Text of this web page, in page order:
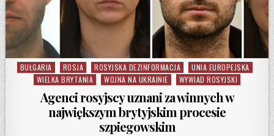
Posted in
BUŁGARIA ROSJA ROSYJSKA DEZINFORMACJA
UNIA EUROPEJSKA
WIELKA BRYTANIA
WOJNA NA UKRAINIE WYWIAD ROSYJSKI
Agenci rosyjscy uznani za winnych w
największym brytyjskim procesie
szpiegowskim